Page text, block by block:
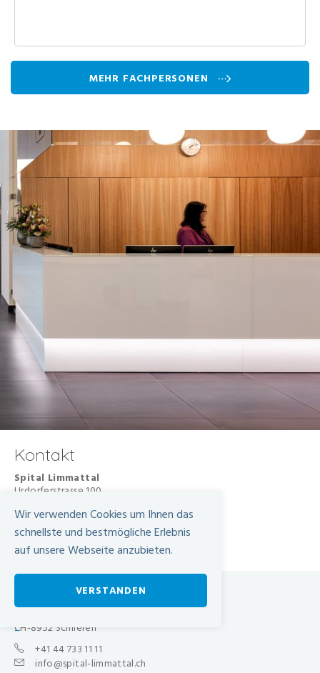
MEHR FACHPERSONEN
Kontakt
Spital Limmattal
Urdorferstrasse 100
+41 44 733 11 11
info@spital-limmattal.ch
Spital Limmattal
CH-8952 Schlieren
+41 44 733 11 11
info@spital-limmattal.ch
Wir verwenden Cookies um Ihnen das
schnellste und bestmögliche Erlebnis
auf unsere Webseite anzubieten.
VERSTANDEN
-